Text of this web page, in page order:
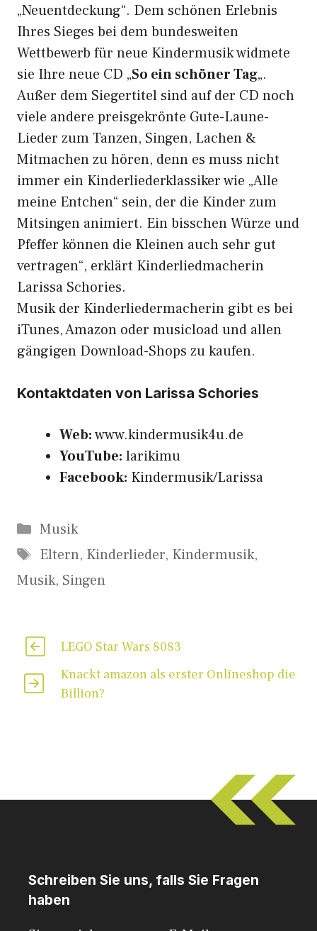
„Neuentdeckung“. Dem schönen Erlebnis
Ihres Sieges bei dem bundesweiten
Wettbewerb für neue Kindermusik widmete
sie Ihre neue CD „So ein schöner Tag„.
Außer dem Siegertitel sind auf der CD noch
viele andere preisgekrönte Gute-Laune-
Lieder zum Tanzen, Singen, Lachen &
Mitmachen zu hören, denn es muss nicht
immer ein Kinderliederklassiker wie „Alle
meine Entchen“ sein, der die Kinder zum
Mitsingen animiert. Ein bisschen Würze und
Pfeffer können die Kleinen auch sehr gut
vertragen“, erklärt Kinderliedmacherin
Larissa Schories.
Musik der Kinderliedermacherin gibt es bei
iTunes, Amazon oder musicload und allen
gängigen Download-Shops zu kaufen.
Kontaktdaten von Larissa Schories
Web:www.kindermusik4u.de
YouTube: larikimu
Facebook: Kindermusik/Larissa
Kategorien
Musik
Schlagwörter
Eltern, Kinderlieder, Kindermusik,
Musik, Singen
LEGO Star Wars 8083
Knackt amazon als erster Onlineshop die
Billion?
Schreiben Sie uns, falls Sie Fragen
haben